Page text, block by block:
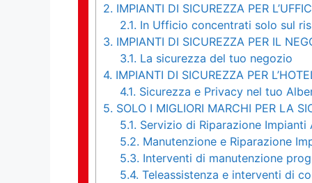
2. IMPIANTI DI SICUREZZA PER
2.1. In Ufficio concentrati solo sul
3. IMPIANTI DI SICUREZZA PER IL
3.1. La sicurezza del tuo negozio
4. IMPIANTI DI SICUREZZA PER
4.1. Sicurezza e Privacy nel tuo
5. SOLO I MIGLIORI MARCHI PER LA
5.1. Servizio di Riparazione Impianti
5.2. Manutenzione e Riparazione
5.3. Interventi di manutenzione
5.4. Teleassistenza e interventi di